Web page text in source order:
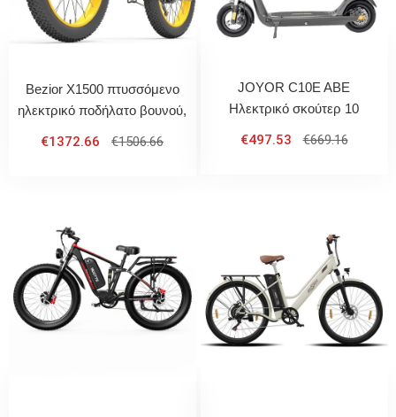
Bezior X1500 πτυσσόμενο
ηλεκτρικό ποδήλατο βουνού,
μέγιστη ταχύτητα 40km / H,
100KM χιλιόμετρα Μέγιστο
φορτίο 200KG
€1372.66 €1506.66
JOYOR C10E ABE
Ηλεκτρικό σκούτερ 10
€497.53 €669.16